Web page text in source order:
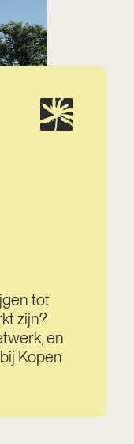
tot
zijn?
en
Kopen